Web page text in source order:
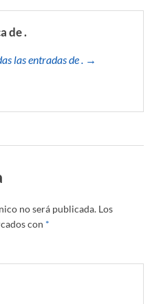
de .
las entradas de . →
no será publicada. Los
con *